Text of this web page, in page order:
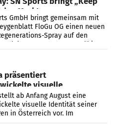
den Markt
GmbH bringt gemeinsam mit
FloGu OG einen neuen
Spray auf den
namens „Keep Cool“ ist zu
präsentiert
visuelle
ab Anfang August eine
visuelle Identität seiner
in Österreich vor. Im
Redesigns stehen zentrale